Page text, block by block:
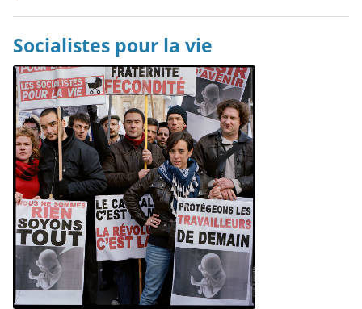
Socialistes pour la vie